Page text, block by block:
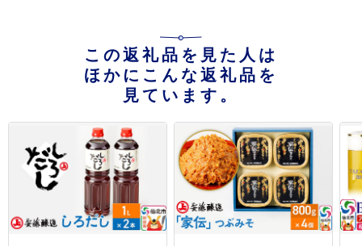
この返礼品を見た人は
ほかにこんな返礼品を
見ています。